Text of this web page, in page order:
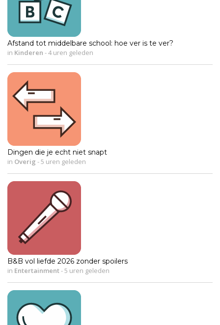
Afstand tot middelbare school: hoe ver is te ver?
in Kinderen -4 uren geleden
Dingen die je echt niet snapt
in Overig -5 uren geleden
B&B vol liefde 2026 zonder spoilers
in Entertainment-5 uren geleden